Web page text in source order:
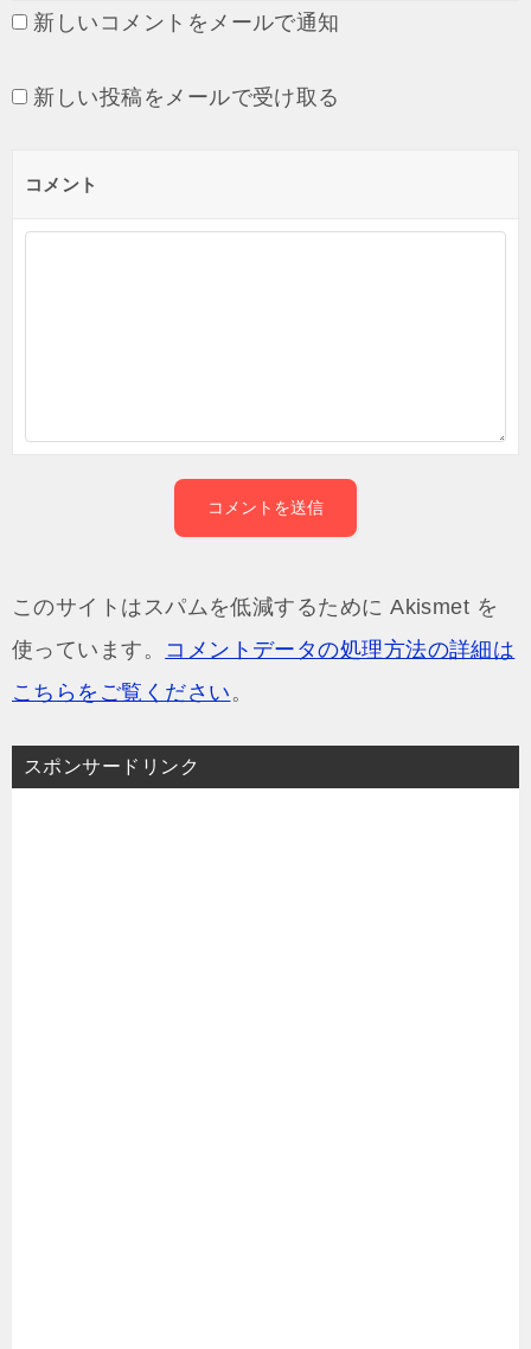
新しいコメントをメールで通知
新しい投稿をメールで受け取る
コメント
このサイトはスパムを低減するために Akismet を
使っています。 コメントデータの処理方法の詳細は
こちらをご覧ください 。
スポンサードリンク